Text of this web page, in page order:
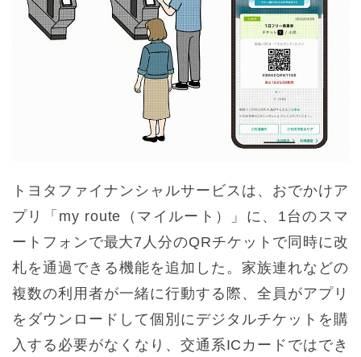
トヨタファイナンシャルサービスは、おでかけア
プリ「my route（マイルート）」に、1台のスマ
ートフォンで最大7人分のQRチケットで同時に改
札を通過できる機能を追加した。家族連れなどの
複数の利用者が一緒に行動する際、全員がアプリ
をダウンロードして個別にデジタルチケットを購
入する必要がなくなり、交通系ICカードではでき